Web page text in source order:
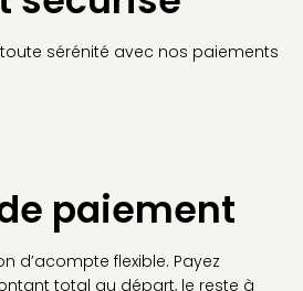
sérénité avec nos paiements
paiement
d’acompte flexible. Payez
total au départ, le reste à